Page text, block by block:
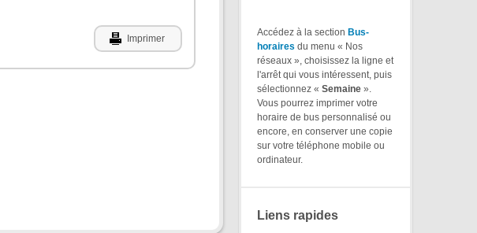
Imprimer
Accédez à la section Bus-
horaires du menu « Nos
réseaux », choisissez la ligne et
l'arrêt qui vous intéressent, puis
sélectionnez « Semaine ».
Vous pourrez imprimer votre
horaire de bus personnalisé ou
encore, en conserver une copie
sur votre téléphone mobile ou
ordinateur.
Liens rapides